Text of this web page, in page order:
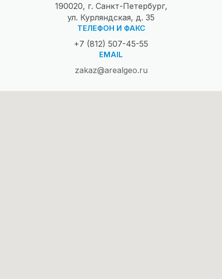
190020, г. Санкт-Петербург,
ул. Курляндская, д. 35
ТЕЛЕФОН И ФАКС
+7 (812) 507-45-55
EMAIL
zakaz@arealgeo.ru